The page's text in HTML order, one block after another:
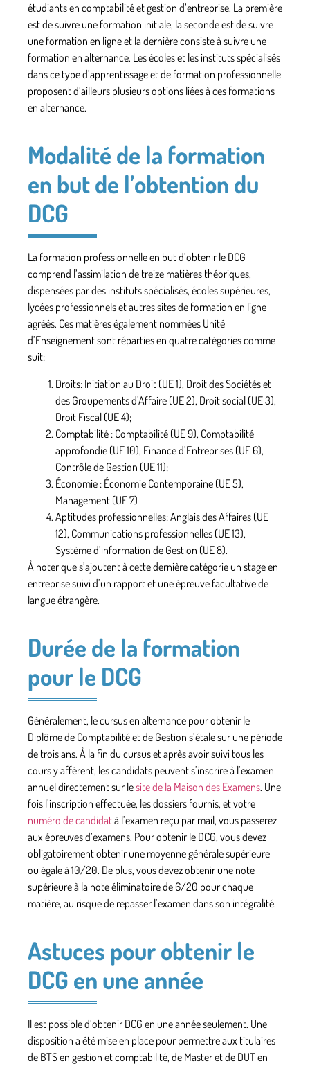
étudiants en comptabilité et gestion d’entreprise. La première
est de suivre une formation initiale, la seconde est de suivre
une formation en ligne et la dernière consiste à suivre une
formation en alternance. Les écoles et les instituts spécialisés
dans ce type d’apprentissage et de formation professionnelle
proposent d’ailleurs plusieurs options liées à ces formations
en alternance.
Modalité de la formation
en but de l’obtention du
DCG
La formation professionnelle en but d’obtenir le DCG
comprend l’assimilation de treize matières théoriques,
dispensées par des instituts spécialisés, écoles supérieures,
lycées professionnels et autres sites de formation en ligne
agréés. Ces matières également nommées Unité
d’Enseignement sont réparties en quatre catégories comme
suit:
Droits: Initiation au Droit (UE 1), Droit des Sociétés et
des Groupements d’Affaire (UE 2), Droit social (UE 3),
Droit Fiscal (UE 4);
Comptabilité : Comptabilité (UE 9), Comptabilité
approfondie (UE 10), Finance d’Entreprises (UE 6),
Contrôle de Gestion (UE 11);
Économie : Économie Contemporaine (UE 5),
Management (UE 7)
Aptitudes professionnelles: Anglais des Affaires (UE
12), Communications professionnelles (UE 13),
Système d’information de Gestion (UE 8).
À noter que s’ajoutent à cette dernière catégorie un stage en
entreprise suivi d’un rapport et une épreuve facultative de
langue étrangère.
Durée de la formation
pour le DCG
Généralement, le cursus en alternance pour obtenir le
Diplôme de Comptabilité et de Gestion s’étale sur une période
de trois ans. À la fin du cursus et après avoir suivi tous les
cours y afférent, les candidats peuvent s’inscrire à l’examen
annuel directement sur lesite de la Maison des Examens. Une
fois l’inscription effectuée, les dossiers fournis, et votre
numéro de candidatà l’examen reçu par mail, vous passerez
aux épreuves d’examens. Pour obtenir le DCG, vous devez
obligatoirement obtenir une moyenne générale supérieure
ou égale à 10/20. De plus, vous devez obtenir une note
supérieure à la note éliminatoire de 6/20 pour chaque
matière, au risque de repasser l’examen dans son intégralité.
Astuces pour obtenir le
DCG en une année
Il est possible d’obtenir DCG en une année seulement. Une
disposition a été mise en place pour permettre aux titulaires
de BTS en gestion et comptabilité, de Master et de DUT en